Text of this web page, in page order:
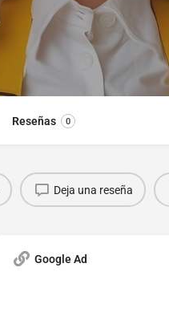
Reseñas 0
Deja una reseña
Google Ad